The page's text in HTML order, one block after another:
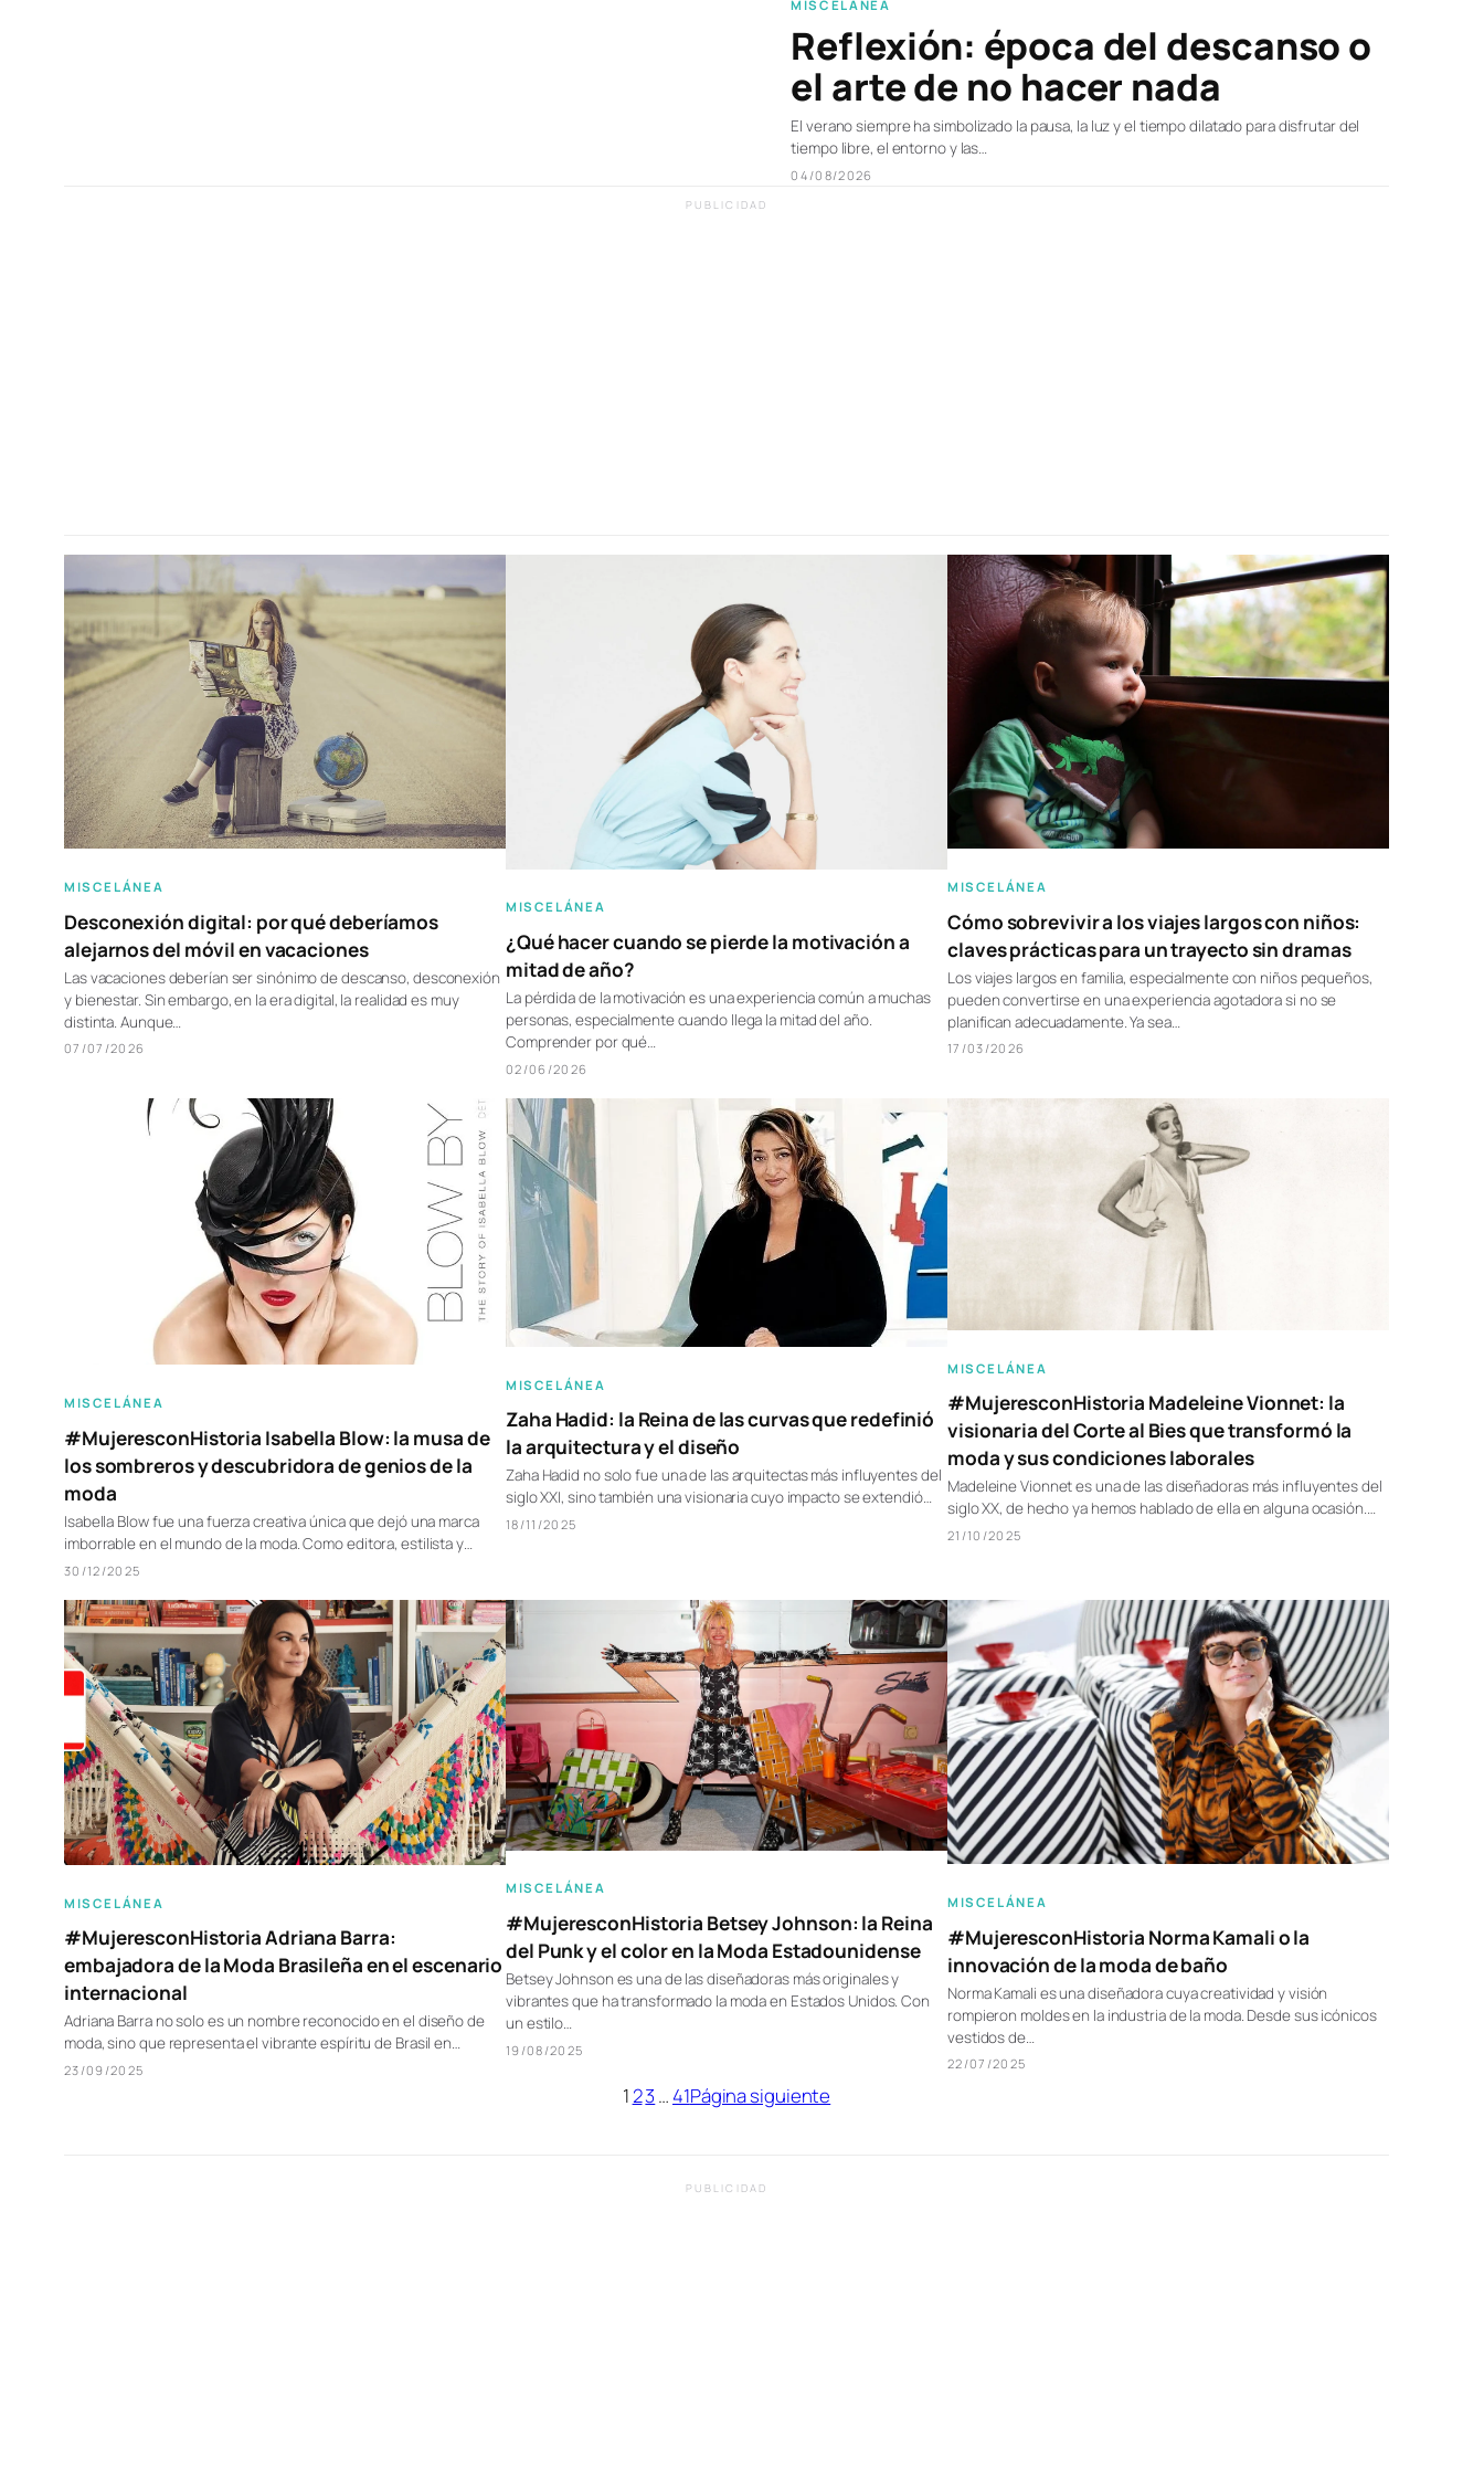
MISCELÁNEA
Reflexión: época del descanso o
el arte de no hacer nada
El verano siempre ha simbolizado la pausa, la luz y el tiempo dilatado para disfrutar del
tiempo libre, el entorno y las…
04/08/2026
PUBLICIDAD
MISCELÁNEA
Desconexión digital: por qué deberíamos
alejarnos del móvil en vacaciones
Las vacaciones deberían ser sinónimo de descanso, desconexión
y bienestar. Sin embargo, en la era digital, la realidad es muy
distinta. Aunque…
07/07/2026
MISCELÁNEA
¿Qué hacer cuando se pierde la motivación a
mitad de año?
La pérdida de la motivación es una experiencia común a muchas
personas, especialmente cuando llega la mitad del año.
Comprender por qué…
02/06/2026
MISCELÁNEA
Cómo sobrevivir a los viajes largos con niños:
claves prácticas para un trayecto sin dramas
Los viajes largos en familia, especialmente con niños pequeños,
pueden convertirse en una experiencia agotadora si no se
planifican adecuadamente. Ya sea…
17/03/2026
MISCELÁNEA
#MujeresconHistoria Isabella Blow: la musa de
los sombreros y descubridora de genios de la
moda
Isabella Blow fue una fuerza creativa única que dejó una marca
imborrable en el mundo de la moda. Como editora, estilista y…
30/12/2025
MISCELÁNEA
Zaha Hadid: la Reina de las curvas que redefinió
la arquitectura y el diseño
Zaha Hadid no solo fue una de las arquitectas más influyentes del
siglo XXI, sino también una visionaria cuyo impacto se extendió…
18/11/2025
MISCELÁNEA
#MujeresconHistoria Madeleine Vionnet: la
visionaria del Corte al Bies que transformó la
moda y sus condiciones laborales
Madeleine Vionnet es una de las diseñadoras más influyentes del
siglo XX, de hecho ya hemos hablado de ella en alguna ocasión.…
21/10/2025
MISCELÁNEA
#MujeresconHistoria Adriana Barra:
embajadora de la Moda Brasileña en el escenario
internacional
Adriana Barra no solo es un nombre reconocido en el diseño de
moda, sino que representa el vibrante espíritu de Brasil en…
23/09/2025
MISCELÁNEA
#MujeresconHistoria Betsey Johnson: la Reina
del Punk y el color en la Moda Estadounidense
Betsey Johnson es una de las diseñadoras más originales y
vibrantes que ha transformado la moda en Estados Unidos. Con
un estilo…
19/08/2025
MISCELÁNEA
#MujeresconHistoria Norma Kamali o la
innovación de la moda de baño
Norma Kamali es una diseñadora cuya creatividad y visión
rompieron moldes en la industria de la moda. Desde sus icónicos
vestidos de…
22/07/2025
123 … 41Página siguiente
PUBLICIDAD